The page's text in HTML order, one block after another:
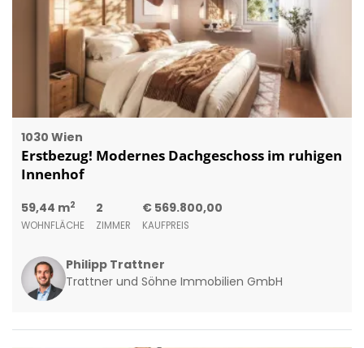
1030 Wien
Erstbezug! Modernes Dachgeschoss im ruhigen
Innenhof
59,44 m2
WOHNFLÄCHE
2
ZIMMER
€ 569.800,00
KAUFPREIS
Philipp Trattner
Trattner und Söhne Immobilien GmbH